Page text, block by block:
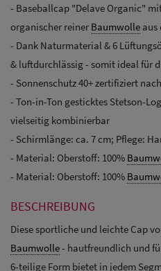
- Baseballcap "Delave Organic"
organischer reiner Baumwolle aus
- Dank Naturmaterial & 6
& luftdurchlässig - somit ideal für
- Sonnenschutz 40+ zertifiziert
- Ton-in-Ton gesticktes Stetson-
vielseitig kombinierbar
- Schirmlänge: ca. 7 cm; Pflege:
- Material: Oberstoff: 100%
- Material: Oberstoff: 100%
BESCHREIBUNG
Diese sportliche und leichte Cap
Baumwolle- hautfreundlich und
6-teilige Form bietet in jedem